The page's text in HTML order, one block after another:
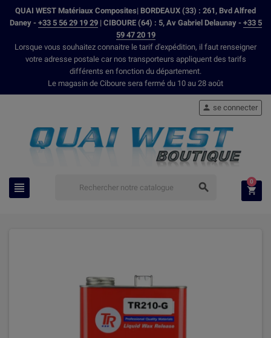
QUAI WEST Matériaux Composites| BORDEAUX (33) : 261, Bvd Alfred
Daney - +33 5 56 29 19 29| CIBOURE (64) : 5, Av Gabriel Delaunay - +33 5
59 47 20 19
Lorsque vous souhaitez connaitre le tarif d'expédition, il faut renseigner
votre adresse postale car nos transporteurs appliquent des tarifs
différents en fonction du département.
Le magasin de Ciboure sera fermé du 10 au 28 août
 
 se connecter

0